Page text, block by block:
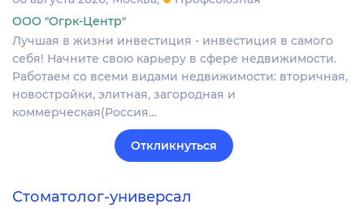
ООО "Огрк-Центр"
Лучшая в жизни инвестиция - инвестиция в самого
себя! Начните свою карьеру в сфере недвижимости.
Работаем со всеми видами недвижимости: вторичная,
новостройки, элитная, загородная и
коммерческая(Россия…
Откликнуться
Стоматолог-универсал